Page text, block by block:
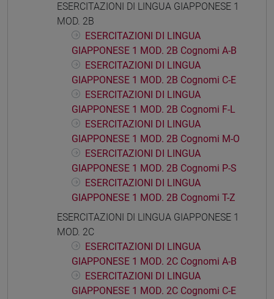
ESERCITAZIONI DI LINGUA GIAPPONESE 1
MOD. 2B
ESERCITAZIONI DI LINGUA
GIAPPONESE 1 MOD. 2B Cognomi A-B
ESERCITAZIONI DI LINGUA
GIAPPONESE 1 MOD. 2B Cognomi C-E
ESERCITAZIONI DI LINGUA
GIAPPONESE 1 MOD. 2B Cognomi F-L
ESERCITAZIONI DI LINGUA
GIAPPONESE 1 MOD. 2B Cognomi M-O
ESERCITAZIONI DI LINGUA
GIAPPONESE 1 MOD. 2B Cognomi P-S
ESERCITAZIONI DI LINGUA
GIAPPONESE 1 MOD. 2B Cognomi T-Z
ESERCITAZIONI DI LINGUA GIAPPONESE 1
MOD. 2C
ESERCITAZIONI DI LINGUA
GIAPPONESE 1 MOD. 2C Cognomi A-B
ESERCITAZIONI DI LINGUA
GIAPPONESE 1 MOD. 2C Cognomi C-E